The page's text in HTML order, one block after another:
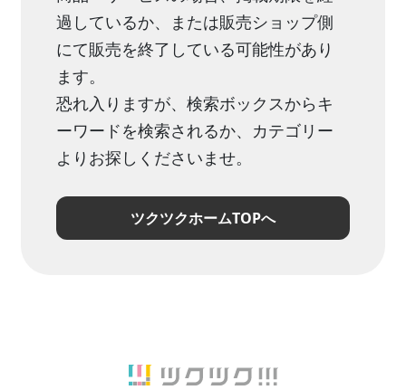
過しているか、または販売ショップ側
にて販売を終了している可能性があり
ます。
恐れ入りますが、検索ボックスからキ
ーワードを検索されるか、カテゴリー
よりお探しくださいませ。
ツクツクホームTOPへ